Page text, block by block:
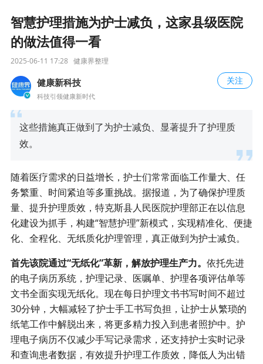
智慧护理措施为护士减负，这家县级医院
的做法值得一看
2025-06-11 17:28 健康界整理
健康新科技
科技引领健康新时代
关注
这些措施真正做到了为护士减负、显著提升了护理质
效。
随着医疗需求的日益增长，护士们常常面临工作量大、任
务繁重、时间紧迫等多重挑战。据报道，为了确保护理质
量、提升护理质效，特克斯县人民医院护理部正在以信息
化建设为抓手，构建“智慧护理”新模式，实现精准化、便捷
化、全程化、无纸质化护理管理 ，真正做到为护士减负。
首先该院通过“无纸化”革新，解放护理生产力。 依托先进
的电子病历系统，护理记录、医嘱单、护理各项评估单等
文书全面实现无纸化。现在每日护理文书书写时间不超过
30分钟，大幅减轻了护士手工书写负担，让护士从繁琐的
纸笔工作中解脱出来，将更多精力投入到患者照护中。护
理电子病历不仅减少手写记录需求，还支持护士实时记录
和查询患者数据，有效提升护理工作质效，降低人为出错